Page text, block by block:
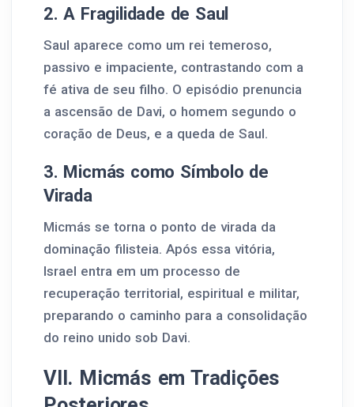
2. A Fragilidade de Saul
Saul aparece como um rei temeroso,
passivo e impaciente, contrastando com a
fé ativa de seu filho. O episódio prenuncia
a ascensão de Davi, o homem segundo o
coração de Deus, e a queda de Saul.
3. Micmás como Símbolo de
Virada
Micmás se torna o ponto de virada da
dominação filisteia. Após essa vitória,
Israel entra em um processo de
recuperação territorial, espiritual e militar,
preparando o caminho para a consolidação
do reino unido sob Davi.
VII. Micmás em Tradições